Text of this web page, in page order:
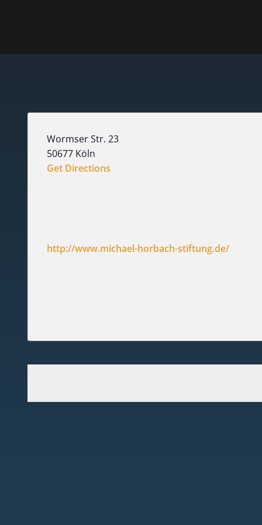
Wormser Str. 23
50677 Köln
Get Directions
http://www.michael-horbach-stiftung.de/